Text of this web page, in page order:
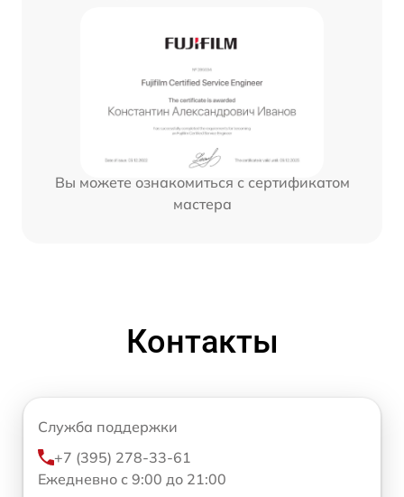
Вы можете ознакомиться с сертификатом
мастера
Контакты
Служба поддержки
+7 (395) 278-33-61
Ежедневно с 9:00 до 21:00